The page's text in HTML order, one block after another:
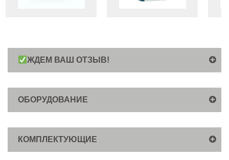
ЖДЕМ ВАШ ОТЗЫВ!
ОБОРУДОВАНИЕ
КОМПЛЕКТУЮЩИЕ